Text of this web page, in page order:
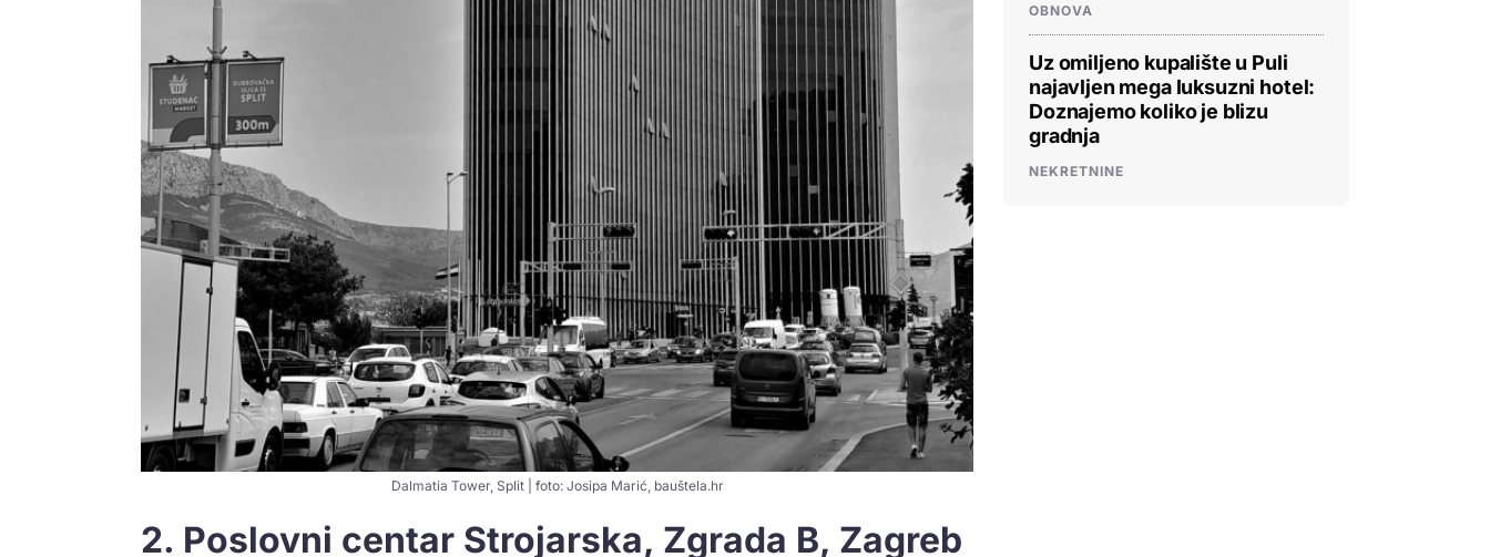
Dalmatia Tower, Split | foto: Josipa Marić, bauštela.hr
2. Poslovni centar Strojarska, Zgrada B, Zagreb
OBNOVA
Uz omiljeno kupalište u Puli
najavljen mega luksuzni hotel:
Doznajemo koliko je blizu
gradnja
NEKRETNINE